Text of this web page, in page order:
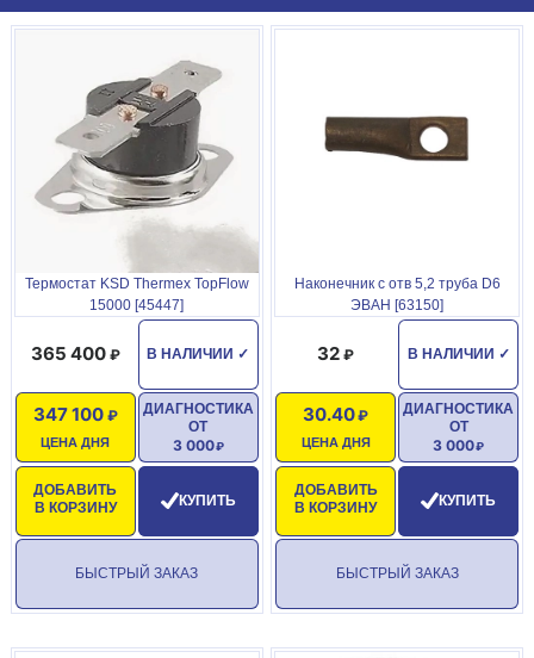
Термостат KSD Thermex TopFlow
15000 [45447]
В НАЛИЧИИ ✓
365 400
ЦЕНА ДНЯ
347 100
ДОБАВИТЬ
В КОРЗИНУ
ДИАГНОСТИКА
ОТ
3 000
КУПИТЬ
БЫСТРЫЙ ЗАКАЗ
Наконечник с отв 5,2 труба D6
ЭВАН [63150]
В НАЛИЧИИ ✓
32
ЦЕНА ДНЯ
30.40
ДОБАВИТЬ
В КОРЗИНУ
ДИАГНОСТИКА
ОТ
3 000
КУПИТЬ
БЫСТРЫЙ ЗАКАЗ